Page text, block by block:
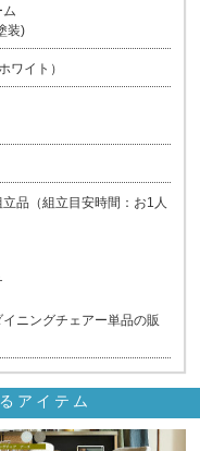
装)
ワイト）
品（組立目安時間：お1人
ニングチェアー単品の販
アイテム